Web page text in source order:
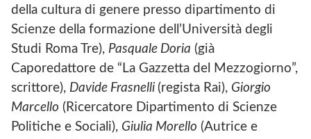
della cultura di genere presso dipartimento di
Scienze della formazione dell’Università degli
Studi Roma Tre), Pasquale Doria (già
Caporedattore de “La Gazzetta del Mezzogiorno”,
scrittore), Davide Frasnelli (regista Rai), Giorgio
Marcello (Ricercatore Dipartimento di Scienze
Politiche e Sociali), Giulia Morello (Autrice e